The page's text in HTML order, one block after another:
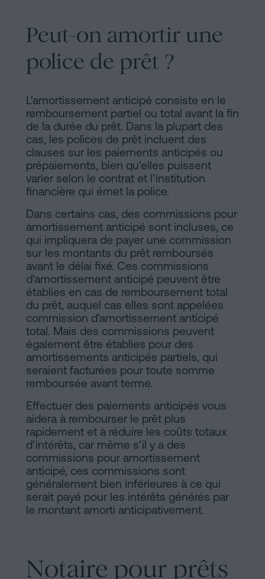
Peut-on amortir une
police de prêt ?
L'amortissement anticipé consiste en le
remboursement partiel ou total avant la fin
de la durée du prêt. Dans la plupart des
cas, les polices de prêt incluent des
clauses sur les paiements anticipés ou
prépaiements, bien qu'elles puissent
varier selon le contrat et l'institution
financière qui émet la police.
Dans certains cas, des commissions pour
amortissement anticipé sont incluses, ce
qui impliquera de payer une commission
sur les montants du prêt remboursés
avant le délai fixé. Ces commissions
d'amortissement anticipé peuvent être
établies en cas de remboursement total
du prêt, auquel cas elles sont appelées
commission d'amortissement anticipé
total. Mais des commissions peuvent
également être établies pour des
amortissements anticipés partiels, qui
seraient facturées pour toute somme
remboursée avant terme.
Effectuer des paiements anticipés vous
aidera à rembourser le prêt plus
rapidement et à réduire les coûts totaux
d'intérêts, car même s'il y a des
commissions pour amortissement
anticipé, ces commissions sont
généralement bien inférieures à ce qui
serait payé pour les intérêts générés par
le montant amorti anticipativement.
Notaire pour prêts